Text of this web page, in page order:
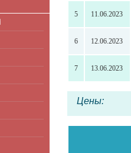
5 11.06.2023
6 12.06.2023
7 13.06.2023
Цены: